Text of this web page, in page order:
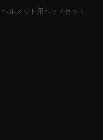
ヘルメット用ヘッドセット